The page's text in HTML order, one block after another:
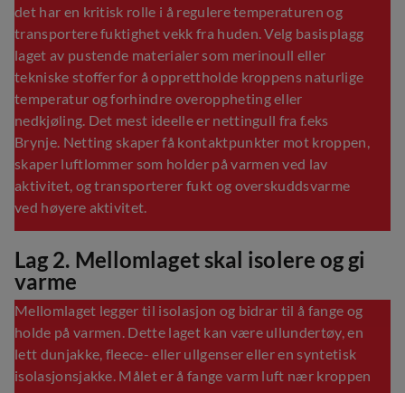
det har en kritisk rolle i å regulere temperaturen og
transportere fuktighet vekk fra huden. Velg basisplagg
laget av pustende materialer som merinoull eller
tekniske stoffer for å opprettholde kroppens naturlige
temperatur og forhindre overoppheting eller
nedkjøling. Det mest ideelle er nettingull fra f.eks
Brynje. Netting skaper få kontaktpunkter mot kroppen,
skaper luftlommer som holder på varmen ved lav
aktivitet, og transporterer fukt og overskuddsvarme
ved høyere aktivitet.
Lag 2. Mellomlaget skal isolere og gi
varme
Mellomlaget legger til isolasjon og bidrar til å fange og
holde på varmen. Dette laget kan være ullundertøy, en
lett dunjakke, fleece- eller ullgenser eller en syntetisk
isolasjonsjakke. Målet er å fange varm luft nær kroppen